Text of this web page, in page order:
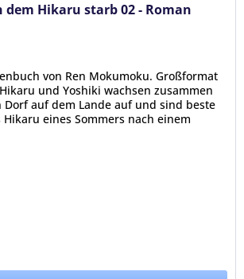
dem Hikaru starb 02 - Roman
von Ren Mokumoku. Großformat
und Yoshiki wachsen zusammen
auf dem Lande auf und sind beste
Hikaru eines Sommers nach einem